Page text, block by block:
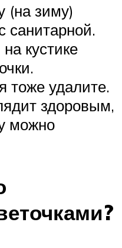
(на зиму)
санитарной.
кустике
тоже удалите.
здоровым,
можно